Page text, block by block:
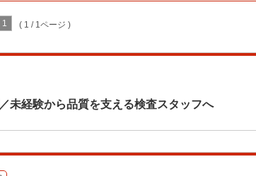
1 ( 1 / 1ページ )
未経験から品質を支える検査スタッフへ